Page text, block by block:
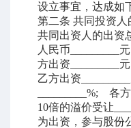
设立事宜，达成如
第二条 共同投资人
共同出资人的出资
人民币
方出资
乙方出资
_________%; 各
10倍的溢价受让
为出资，参与股份